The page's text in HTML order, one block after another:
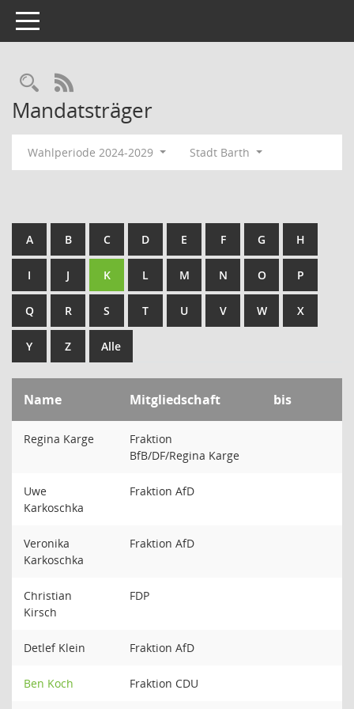
Toggle navigation
Rechercheauswahl
RSS-Feed
Mandatsträger
Wahlperiode 2024-2029 Stadt Barth
A B C D E F G H
I J K L M N O P
Q R S T U V W X
Y Z Alle
Name Mitgliedschaft bis
Regina Karge
Fraktion
BfB/DF/Regina Karge
Uwe
Karkoschka
Fraktion AfD
Veronika
Karkoschka
Fraktion AfD
Christian
Kirsch
FDP
Detlef Klein Fraktion AfD
Ben Koch Fraktion CDU